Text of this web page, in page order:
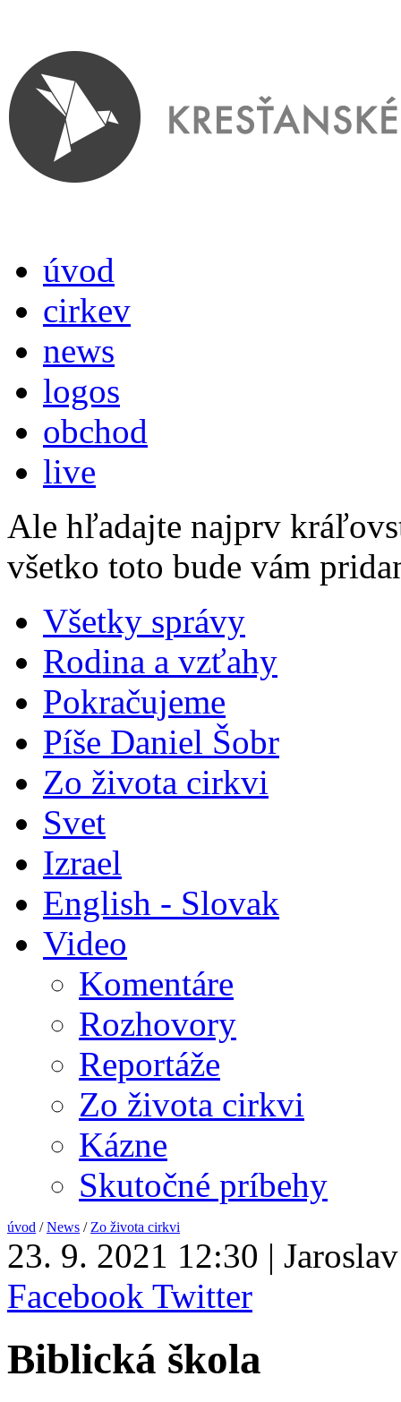
úvod
cirkev
news
logos
obchod
live
Ale hľadajte najprv
všetko toto bude vám
Všetky správy
Rodina a vzťahy
Pokračujeme
Píše Daniel Šobr
Zo života cirkvi
Svet
Izrael
English - Slovak
Video
Komentáre
Rozhovory
Reportáže
Zo života cirkvi
Kázne
Skutočné príbehy
úvod /News / Zo života cirkvi
23. 9. 2021 12:30 |
Facebook Twitter
Biblická škola